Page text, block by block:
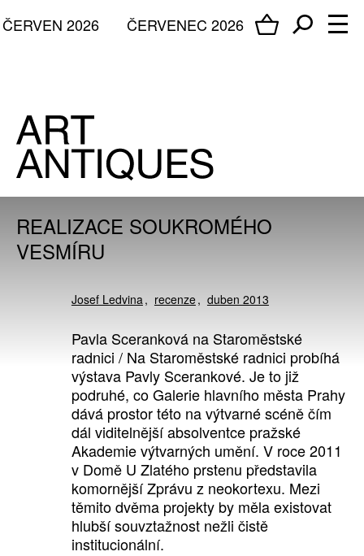
ČERVENEC 2026
ČERVEN 2026
REALIZACE SOUKROMÉHO
VESMÍRU
Josef Ledvina recenze duben 2013
Pavla Sceranková na Staroměstské
radnici / Na Staroměstské radnici probíhá
výstava Pavly Scerankové. Je to již
podruhé, co Galerie hlavního města Prahy
dává prostor této na výtvarné scéně čím
dál viditelnější absolventce pražské
Akademie výtvarných umění. V roce 2011
v Domě U Zlatého prstenu představila
komornější Zprávu z neokortexu. Mezi
těmito dvěma projekty by měla existovat
hlubší souvztažnost nežli čistě
institucionální.